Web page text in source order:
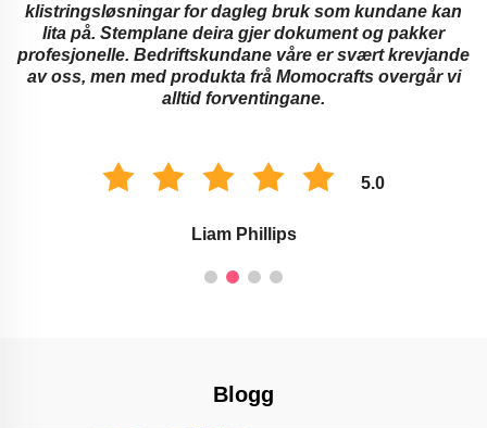
som kundane kan
dokument og pakker
våre er svært krevjande
Momocrafts overgår vi
5.0
Dei tilbyr banebrytande
vaksnas vanskar med å
minnesblokkar og
klasserommet og for å markere
vert forbetra med desse
Blogg